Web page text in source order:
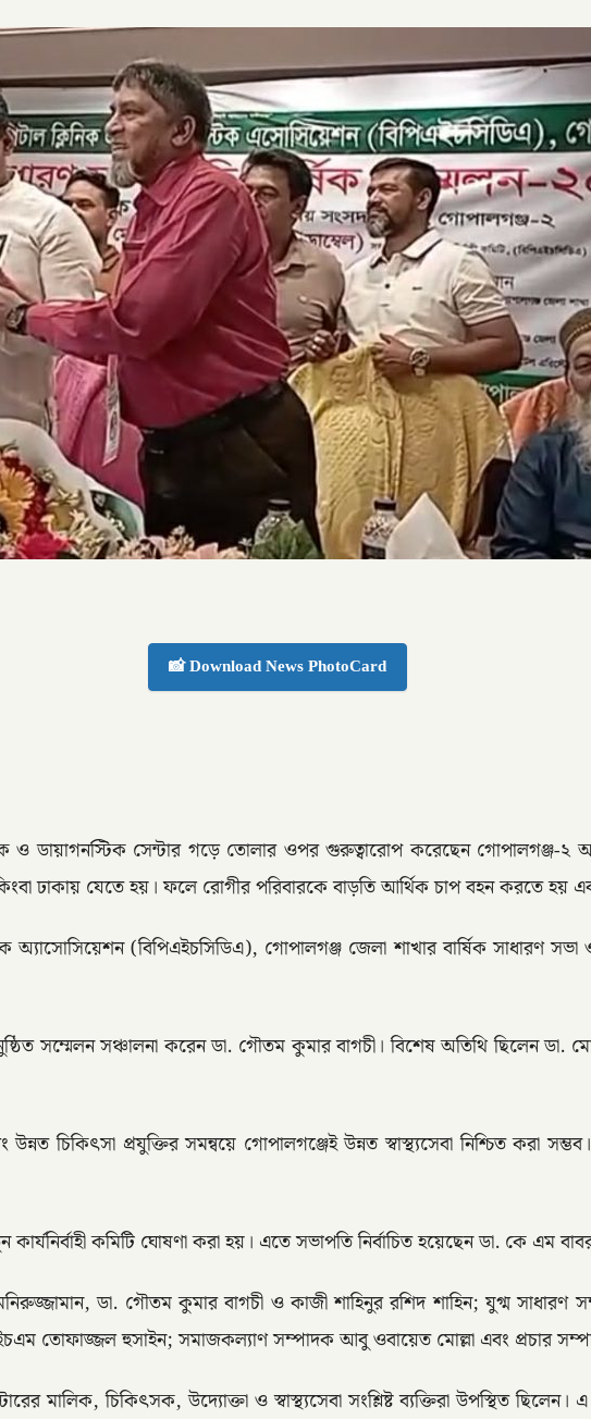
📸 Download News PhotoCard
ও ডায়াগনস্টিক সেন্টার গড়ে তোলার ওপর গুরুত্বারোপ করেছেন
ঢাকায় যেতে হয়। ফলে রোগীর পরিবারকে বাড়তি আর্থিক চাপ বহন করতে হয়
অ্যাসোসিয়েশন (বিপিএইচসিডিএ), গোপালগঞ্জ জেলা শাখার বার্ষিক সাধারণ সভা
সম্মেলন সঞ্চালনা করেন ডা. গৌতম কুমার বাগচী। বিশেষ অতিথি ছিলেন ডা.
প্রযুক্তির সমন্বয়ে গোপালগঞ্জেই উন্নত স্বাস্থ্যসেবা নিশ্চিত করা
কার্যনির্বাহী কমিটি ঘোষণা করা হয়। এতে সভাপতি নির্বাচিত হয়েছেন ডা. কে এম
ডা. গৌতম কুমার বাগচী ও কাজী শাহিনুর রশিদ শাহিন; যুগ্ম
তোফাজ্জল হুসাইন; সমাজকল্যাণ সম্পাদক আবু ওবায়েত মোল্লা এবং প্রচার
মালিক, চিকিৎসক, উদ্যোক্তা ও স্বাস্থ্যসেবা সংশ্লিষ্ট ব্যক্তিরা উপস্থিত